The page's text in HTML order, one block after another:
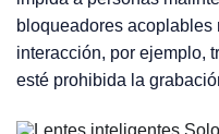
bloqueadores acoplables
interacción, por ejemplo,
esté prohibida la